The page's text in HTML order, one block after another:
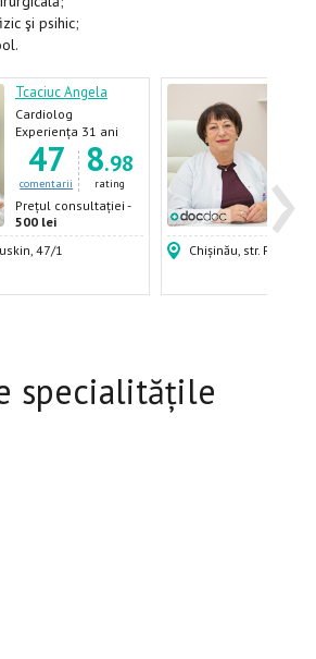
şi psihic;
›
Tcaciuc Angela
Cardiolog
Experiența 31 ani
47
comentarii
8.98
rating
Prețul consultației -
500 lei
47/1
600
Chișinău, str. Puskin,
specialitățile